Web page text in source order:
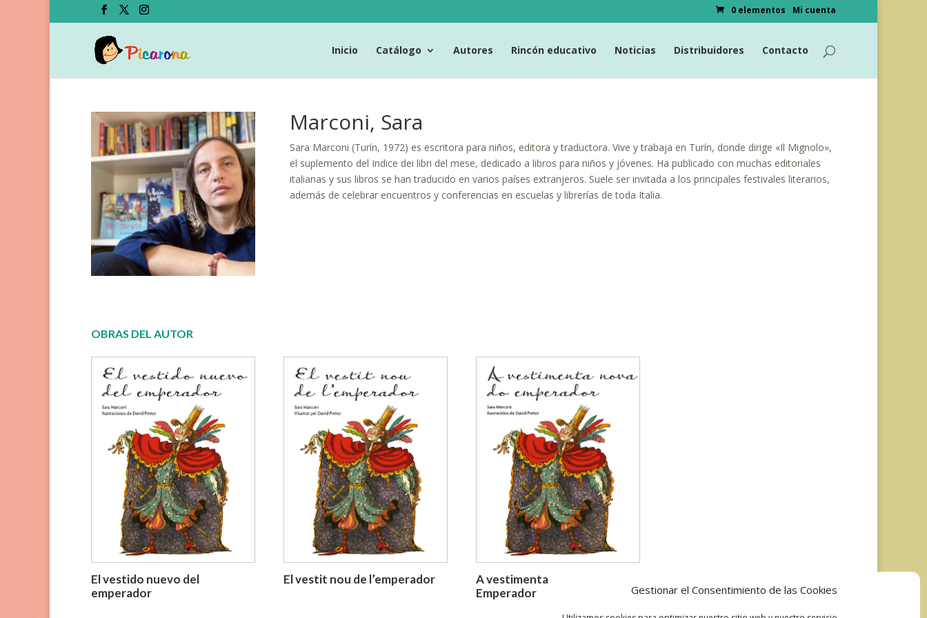
Gestionar el Consentimiento de las Cookies
Mi cuenta
0 elementos
Inicio Catálogo Autores Rincón educativo Noticias Distribuidores Contacto
Marconi, Sara
Sara Marconi (Turín, 1972) es escritora para niños, editora y traductora. Vive y trabaja en Turín, donde dirige «Il Mignolo»,
el suplemento del Indice dei libri del mese, dedicado a libros para niños y jóvenes. Ha publicado con muchas editoriales
italianas y sus libros se han traducido en varios países extranjeros. Suele ser invitada a los principales festivales literarios,
además de celebrar encuentros y conferencias en escuelas y librerías de toda Italia.
OBRAS DEL AUTOR
El vestido nuevo del
emperador
El vestit nou de l’emperador
A vestimenta nova do
Emperador